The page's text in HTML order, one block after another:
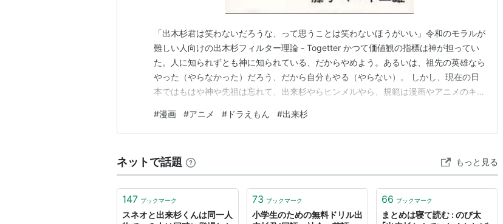
「出木杉君は笑わないだろうな、って思うことは笑わないほうがいい」令和のモラルが
難しい人向けの出木杉フィルター理論 - Togetter かつて価値観の指標は神が担ってい
た。人に知られずとも神に知られている、だからやめよう。あるいは、祖先の英雄なら
やった（やらなかった）だろう、だから自分もやる（やらない）。 しかし、現在の日
本ではもはや神や先祖は忘れて、出来杉やらヒンメルやら、規範は漫画やアニメのキャ
いが、倫理自体は世代交代しながらも引き継がれている証左なので。ドラえもん (1)
(てんとう虫コミックス)作者:藤子・F…
#漫画 #アニメ # ドラえもん #出来杉
ネットで話題 もっと見る
147 ブックマーク
スネオと出来杉くんは同一人
73 ブックマーク
小学生のための無料ドリル出
66 ブックマーク
まとめは寝て読む : のび太